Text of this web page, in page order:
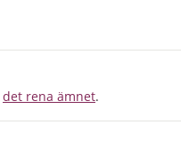
det rena ämnet.